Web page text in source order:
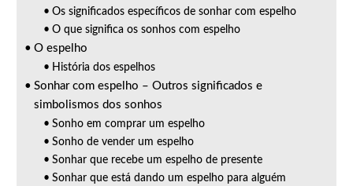
Os significados específicos de sonhar com espelho
O que significa os sonhos com espelho
O espelho
História dos espelhos
Sonhar com espelho – Outros significados e
simbolismos dos sonhos
Sonho em comprar um espelho
Sonho de vender um espelho
Sonhar que recebe um espelho de presente
Sonhar que está dando um espelho para alguém